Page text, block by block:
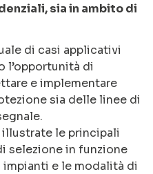
sia in ambito di
di casi applicativi
l’opportunità di
e implementare
sia delle linee di
illustrate le principali
selezione in funzione
e le modalità di